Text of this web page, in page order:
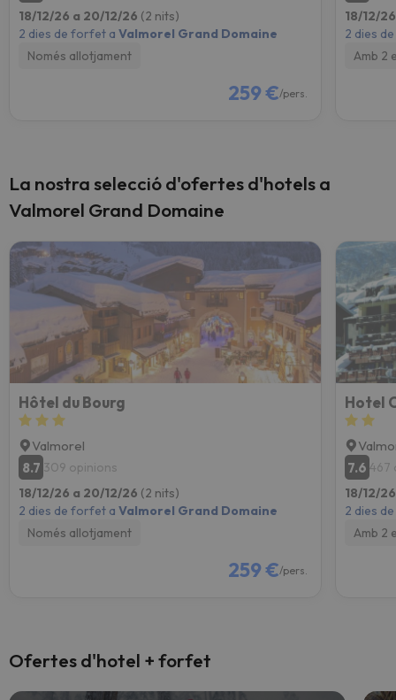
18/12/26 a 20/12/26 (2 nits)
2 dies de forfet a Valmorel Grand Domaine
Només allotjament
259 €/pers.
18/12/
2 dies
Amb 2
La nostra selecció d'ofertes d'hotels a
Valmorel Grand Domaine
Hôtel du Bourg
Valmorel
8.7 309 opinions
18/12/26 a 20/12/26 (2 nits)
2 dies de forfet a Valmorel Grand Domaine
Només allotjament
259 €/pers.
Hotel
7.6 467
18/12/
2 dies
Amb 2
Ofertes d'hotel + forfet